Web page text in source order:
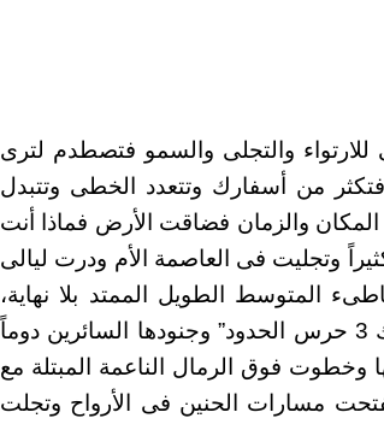
والتجلى والسمو فتصطدم لترى
فتكثر من أسفارك وتتعدد الخطى وتتبدل
والزمان فضاقت الأرض فماذا أنت
وتجليت فى العاصمة الأم ودرت ليالى
المتوسط الطويل الممتد بلا نهاية،
قرب البوغاز وفوق صخور الثكنات العسكرية جهة “ك 3 حرس الحدود” وجنودها السائرين دوماً
فوق الرمال الناعمة المبتلة مع
مسارات الحنين فى الأرواح وتجلت